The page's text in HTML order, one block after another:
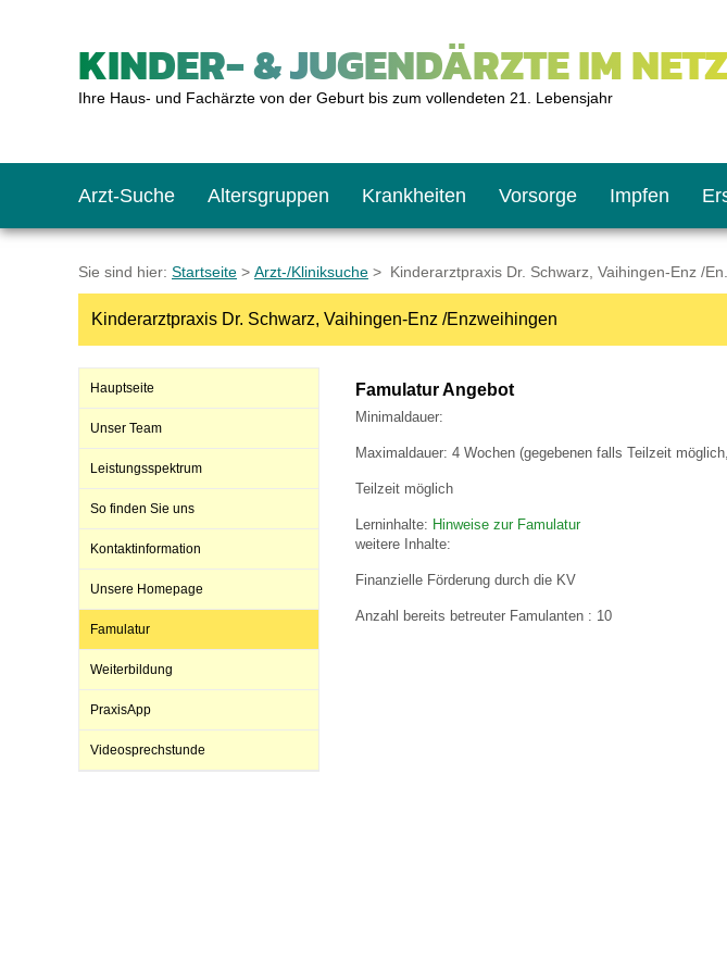
KINDER- & JUGENDÄRZTE IM NETZ
Ihre Haus- und Fachärzte von der Geburt bis zum vollendeten 21. Lebensjahr
Arzt-Suche Altersgruppen
Das erste Jahr
Schulkinder
Jugendliche
Krankheiten Vorsorge
Baby: U1 bis U6
Schulkind: U10 bis U11
Teenager: J1 bis J2
Impfen
Impfkalender
Was muss man beachten?
Impfreaktionen
Impfsicherheit
Häufige Fragen
Notrufnummern
Hausapotheke
Sofortmaßnahmen
Notdienste
Notdienste
Gesundheitsämter
Link-Tipps
BMI-Rechner
Blutdruckrechner
Wachstum-Rechner
Empfehlungen zum Bildschirmmediengebrauch
Hörlexikon
Sie sind hier: Startseite > Arzt-/Kliniksuche > Kinderarztpraxis Dr. Schwarz, Vaihingen-Enz /En...
Kinderarztpraxis Dr. Schwarz, Vaihingen-Enz /Enzweihingen
Hauptseite
Unser Team
Leistungsspektrum
So finden Sie uns
Kontaktinformation
Unsere Homepage
Famulatur
Weiterbildung
PraxisApp
Videosprechstunde
Famulatur Angebot
Minimaldauer:
Maximaldauer: 4 Wochen (gegebenen falls Teilzeit
Teilzeit möglich
Lerninhalte: Hinweise zur Famulatur
weitere Inhalte:
Finanzielle Förderung durch die KV
Anzahl bereits betreuter Famulanten : 10